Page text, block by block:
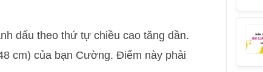
dấu theo thứ tự chiều cao tăng dần.
cm) của bạn Cường. Điểm này phải